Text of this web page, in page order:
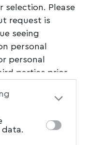
Please
request is
seeing
personal
personal
parties prior
your personal
This
by us to
data.